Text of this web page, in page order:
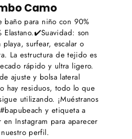
Camo
para niño con 90%
Elastano.✔️Suavidad: son
playa, surfear, escalar o
La estructura de tejido es
rápido y ultra ligero.
ajuste y bolsa lateral
hay residuos, todo lo que
utilizando. ¡Muéstranos
y etiqueta a
en Instagram para aparecer
perfil.